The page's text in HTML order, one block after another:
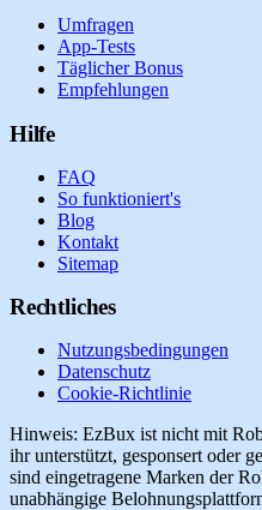
Umfragen
App-Tests
Täglicher Bonus
Empfehlungen
Hilfe
FAQ
So funktioniert's
Blog
Kontakt
Sitemap
Rechtliches
Nutzungsbedingungen
Datenschutz
Cookie-Richtlinie
Hinweis: EzBux ist nicht mit
ihr unterstützt, gesponsert oder
sind eingetragene Marken der
unabhängige